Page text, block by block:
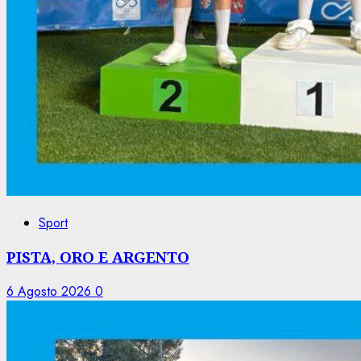
Sport
PISTA, ORO E ARGENTO
6 Agosto 2026 0